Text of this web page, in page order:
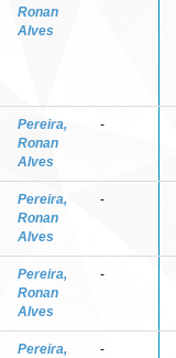
Ronan
Alves
Pereira,
Ronan
Alves
-
Pereira,
Ronan
Alves
-
Pereira,
Ronan
Alves
-
Pereira,
-